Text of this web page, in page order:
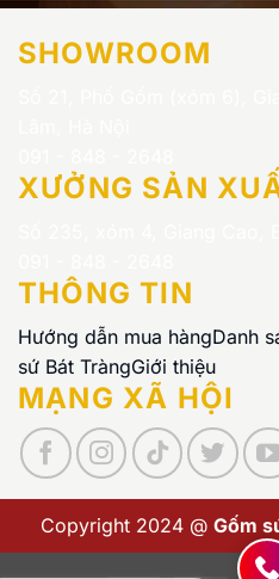
SHOWROOM
XƯỞNG SẢN
THÔNG TIN
Hướng dẫn mua hàngDanh
sứ Bát TràngGiới thiệu
MẠNG XÃ HỘI
Copyright 2024 @ Gốm